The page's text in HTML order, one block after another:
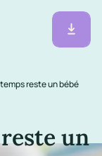
reste un bébé
un